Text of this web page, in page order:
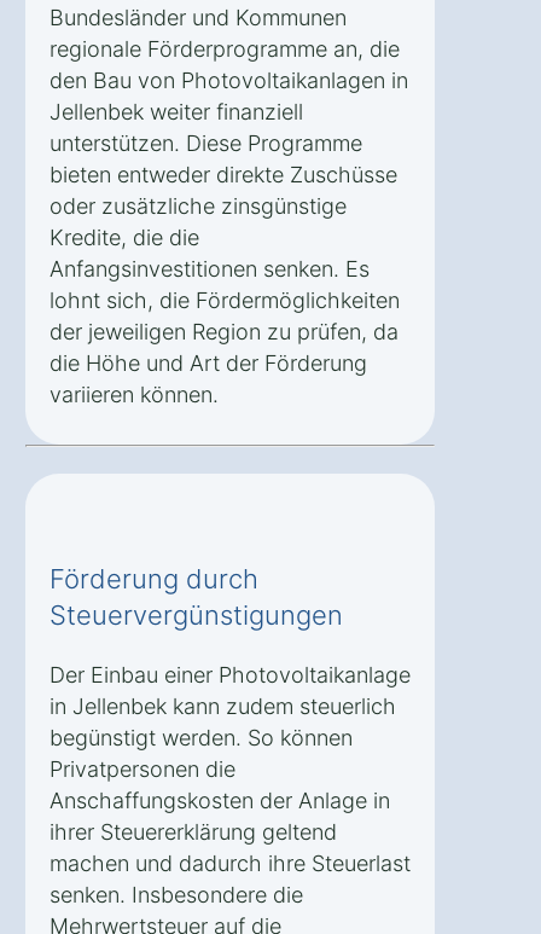
Bundesländer und Kommunen
regionale Förderprogramme an, die
den Bau von Photovoltaikanlagen in
Jellenbek weiter finanziell
unterstützen. Diese Programme
bieten entweder direkte Zuschüsse
oder zusätzliche zinsgünstige
Kredite, die die
Anfangsinvestitionen senken. Es
lohnt sich, die Fördermöglichkeiten
der jeweiligen Region zu prüfen, da
die Höhe und Art der Förderung
variieren können.
Förderung durch
Steuervergünstigungen
Der Einbau einer Photovoltaikanlage
in Jellenbek kann zudem steuerlich
begünstigt werden. So können
Privatpersonen die
Anschaffungskosten der Anlage in
ihrer Steuererklärung geltend
machen und dadurch ihre Steuerlast
senken. Insbesondere die
Mehrwertsteuer auf die